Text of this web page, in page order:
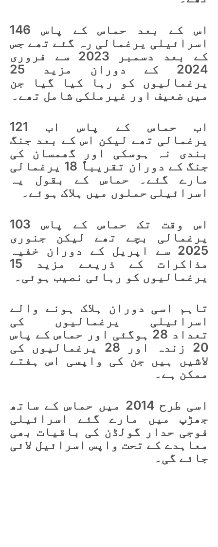
اس کے بعد حماس کے پاس 146
اسرائیلی یرغمالی رہ گئے تھے جس
کے بعد دسمبر 2023 سے فروری
2024 کے دوران مزید 25
یرغمالیوں کو رہا کیا گیا جن
میں ضعیف اور غیرملکی شامل تھے۔
اب حماس کے پاس اب 121
یرغمالی تھے لیکن اس کے بعد جنگ
بندی نہ ہوسکی اور گھمسان کی
جنگ کے دوران تقریباً 18 یرغمالی
مارے گئے۔ حماس کے بقول یہ
اسرائیلی حملوں میں ہلاک ہوئے۔
اس وقت تک حماس کے پاس 103
یرغمالی بچے تھے لیکن جنوری
2025 سے اپریل کے دوران خفیہ
مذاکرات کے ذریعے مزید 15
یرغمالیوں کو رہائی نصیب ہوئی۔
تاہم اسی دوران ہلاک ہونے والے
اسرائیلی یرغمالیوں کی
تعداد 28 ہوگئی اور حماس کے پاس
20 زندہ اور 28 یرغمالیوں کی
لاشیں ہیں جن کی واپسی اس ہفتے
ممکن ہے۔
اسی طرح 2014 میں حماس کے ساتھ
جھڑپ میں مارے گئے اسرائیلی
فوجی حدار گولڈن کی باقیات بھی
معاہدے کے تحت واپس اسرائیل لائی
جائے گی۔